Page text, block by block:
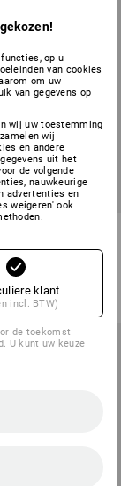
10 stuks
op u
van cookies
om uw
van gegevens op
wij uw toestemming
wij
en andere
uit het
de volgende
nauwkeurige
advertenties en
weigeren' ook
klant
incl. BTW)
de toekomst
U kunt uw keuze